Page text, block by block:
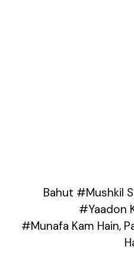
Bahut #Mushkil
#Yaadon
#Munafa Kam Hain,